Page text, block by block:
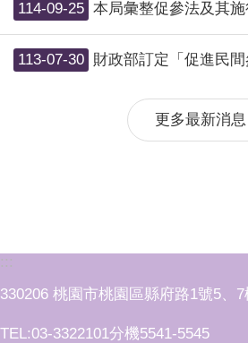
114-09-25 本局彙整促參法及其
113-07-30 財政部訂定「促進民間參與公共建設案件全
更多最新消息
:::
330206 桃園市桃園區縣府路1號5、7
TEL:03-3322101分機5541-5545